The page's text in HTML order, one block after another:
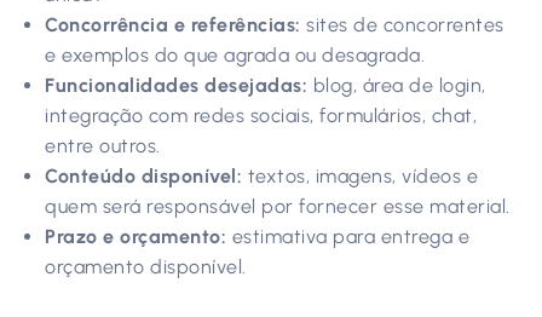
Concorrência e referências: sites de concorrentes
e exemplos do que agrada ou desagrada.
Funcionalidades desejadas: blog, área de login,
integração com redes sociais, formulários, chat,
entre outros.
Conteúdo disponível: textos, imagens, vídeos e
quem será responsável por fornecer esse material.
Prazo e orçamento: estimativa para entrega e
orçamento disponível.